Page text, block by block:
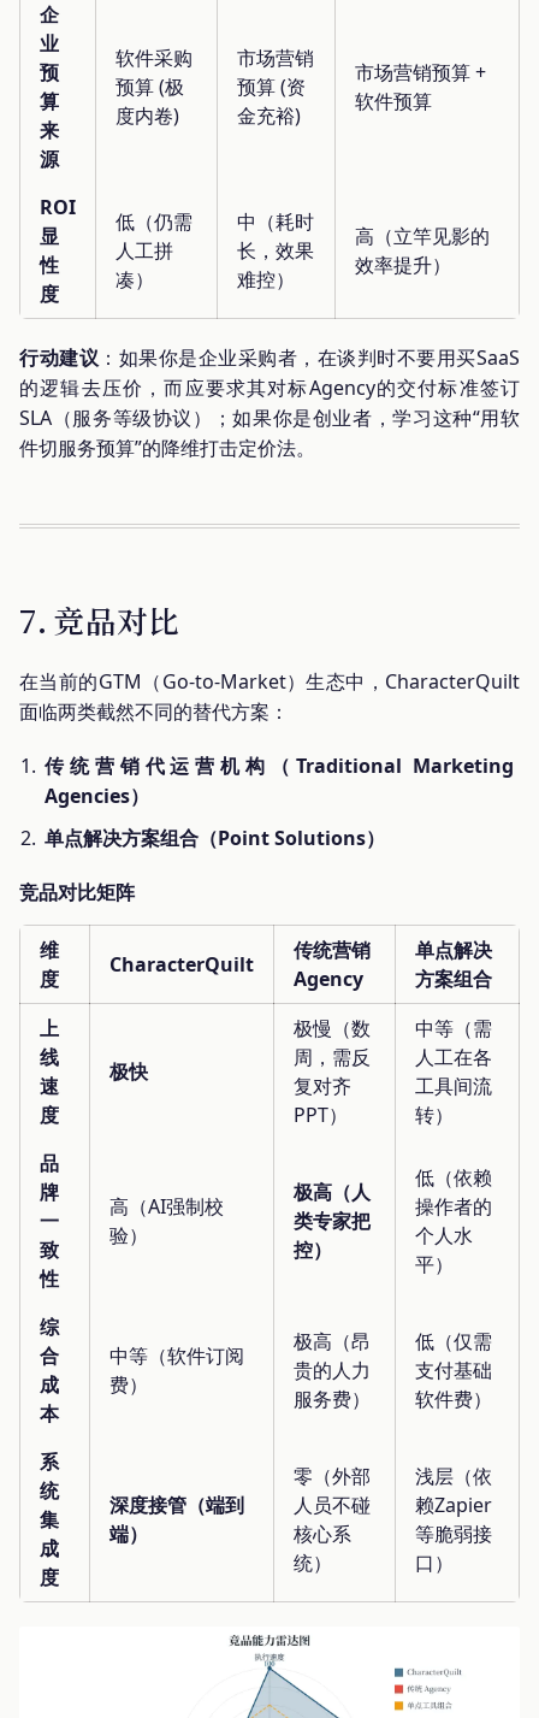
企
业
预
算
来
源
软件采购
预算 (极
度内卷)
市场营销
预算 (资
金充裕)
市场营销预算 +
软件预算
ROI
显
性
度
低（仍需
人工拼
凑）
中（耗时
长，效果
难控）
高（立竿见影的
效率提升）
行动建议 ：如果你是企业采购者，在谈判时不要用买SaaS
的逻辑去压价，而应要求其对标Agency的交付标准签订
SLA（服务等级协议）；如果你是创业者，学习这种“用软
件切服务预算”的降维打击定价法。
7. 竞品对比
在当前的GTM（Go-to-Market）生态中，CharacterQuilt
面临两类截然不同的替代方案：
传统营销代运营机构（Traditional Marketing
Agencies）
单点解决方案组合（Point Solutions）
竞品对比矩阵
维
度
CharacterQuilt
传统营销
Agency
单点解决
方案组合
上
线
速
度
极快
极慢（数
周，需反
复对齐
PPT）
中等（需
人工在各
工具间流
转）
品
牌
一
致
性
高（AI强制校
验）
极高（人
类专家把
控）
低（依赖
操作者的
个人水
平）
综
合
成
本
中等（软件订阅
费）
极高（昂
贵的人力
服务费）
低（仅需
支付基础
软件费）
系
统
集
成
度
深度接管（端到
端）
零（外部
人员不碰
核心系
统）
浅层（依
赖Zapier
等脆弱接
口）